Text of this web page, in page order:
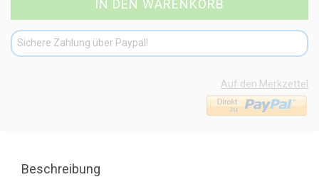
Sichere Zahlung über Paypal!
Auf den Merkzettel
Beschreibung